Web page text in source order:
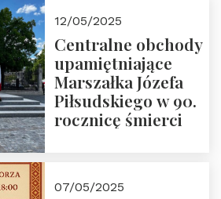
12/05/2025
Centralne obchody
upamiętniające
Marszałka Józefa
Piłsudskiego w 90.
rocznicę śmierci
07/05/2025